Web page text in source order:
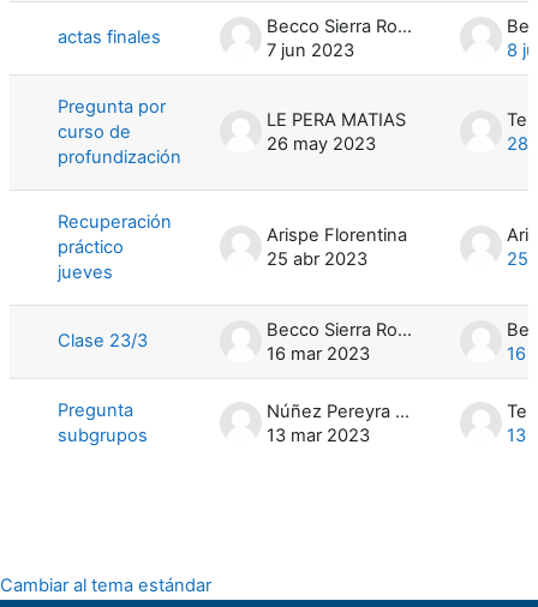
actas finales
Becco Sierra Rodrigo Gabriel
7 jun 2023
8
Pregunta por
curso de
profundización
LE PERA MATIAS
26 may 2023
28
Recuperación
práctico
jueves
Arispe Florentina
25 abr 2023
25
Clase 23/3
Becco Sierra Rodrigo Gabriel
16 mar 2023
16
Pregunta
subgrupos
Núñez Pereyra Gabriela
13 mar 2023
13
Cambiar al tema estándar